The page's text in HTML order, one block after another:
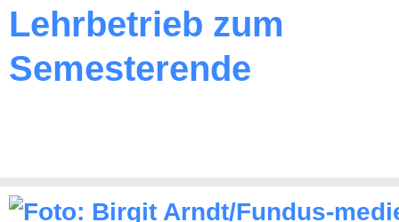
Lehrbetrieb zum
Semesterende